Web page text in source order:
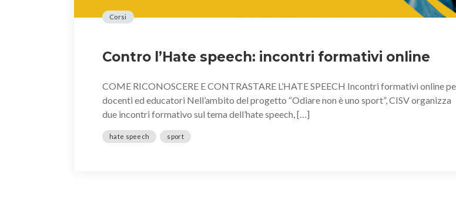
Corsi
Contro l’Hate speech: incontri formativi online
COME RICONOSCERE E CONTRASTARE L’HATE SPEECH Incontri formativi online
docenti ed educatori Nell’ambito del progetto “Odiare non è uno sport”, CISV organizza
due incontri formativo sul tema dell’hate speech, […]
hate speech sport